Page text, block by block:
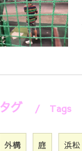
タグ Tags
外構 庭 浜松